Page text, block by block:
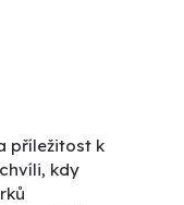
příležitost k
kdy